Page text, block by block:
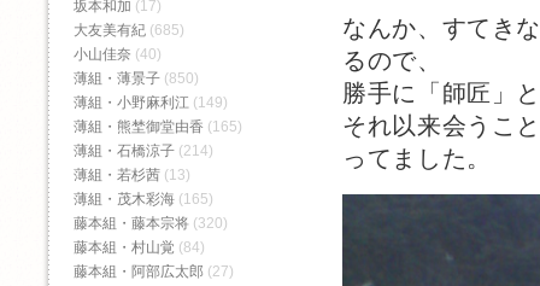
なんか、すてき
るので、
勝手に「師匠」
それ以来会うこ
ってました。
坂本和加 (17)
大友美有紀 (685)
小山佳奈 (40)
薄組・薄景子 (850)
薄組・小野麻利江 (149)
薄組・熊埜御堂由香 (165)
薄組・石橋涼子 (214)
薄組・若杉茜 (13)
薄組・茂木彩海 (165)
藤本組・藤本宗将 (320)
藤本組・村山覚 (84)
藤本組・阿部広太郎 (27)